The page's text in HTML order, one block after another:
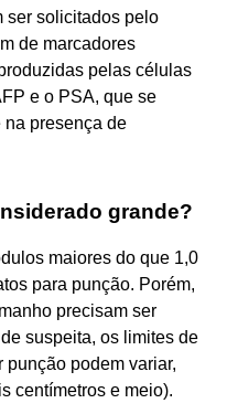
ser solicitados pelo
de marcadores
pelas células
e o PSA, que se
presença de
grande?
maiores do que 1,0
para punção. Porém,
precisam ser
suspeita, os limites de
podem variar,
centímetros e meio).